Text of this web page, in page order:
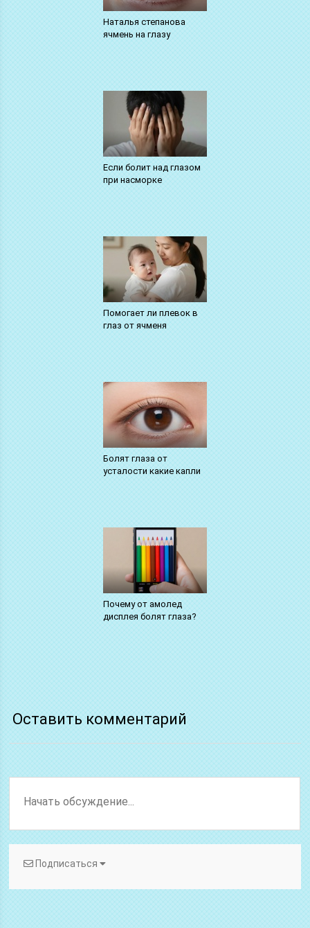
Наталья степанова
ячмень на глазу
Если болит над глазом
при насморке
Помогает ли плевок в
глаз от ячменя
Болят глаза от
усталости какие капли
Почему от амолед
дисплея болят глаза?
Оставить комментарий
Подписаться